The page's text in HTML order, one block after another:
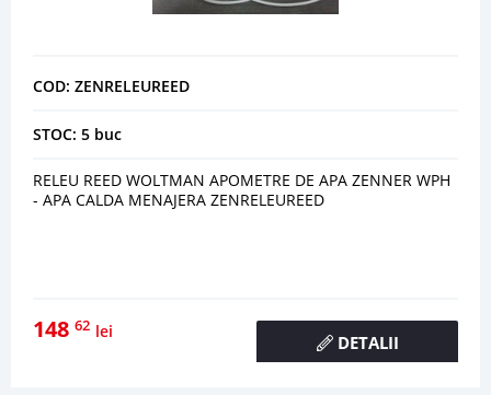
COD: ZENRELEUREED
STOC: 5 buc
RELEU REED WOLTMAN APOMETRE DE APA ZENNER WPH
- APA CALDA MENAJERA ZENRELEUREED
148 62 lei
DETALII